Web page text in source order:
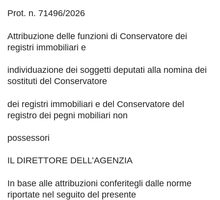
Prot. n. 71496/2026
Attribuzione delle funzioni di Conservatore dei
registri immobiliari e
individuazione dei soggetti deputati alla nomina dei
sostituti del Conservatore
dei registri immobiliari e del Conservatore del
registro dei pegni mobiliari non
possessori
IL DIRETTORE DELL’AGENZIA
In base alle attribuzioni conferitegli dalle norme
riportate nel seguito del presente